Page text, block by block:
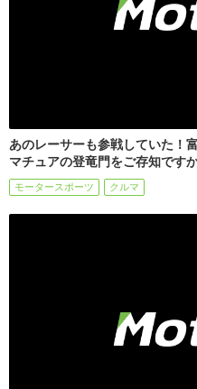
あのレーサーも参戦していた！
マチュアの登竜門をご存知です
モータースポーツ クルマ